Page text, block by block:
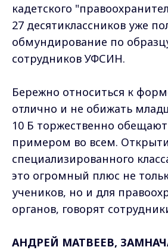
кадетского
27 десятиклассников уже
обмундирование по
сотрудников УФСИН.
Бережно относиться к
отлично и не обижать
10 Б торжественно
примером во всем.
специализированного
это огромный плюс не
учеников, но и для
органов, говорят
АНДРЕЙ МАТВЕЕВ,